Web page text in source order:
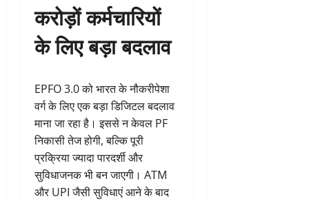
करोड़ों कर्मचारियों
के लिए बड़ा बदलाव
EPFO 3.0 को भारत के नौकरीपेशा
वर्ग के लिए एक बड़ा डिजिटल बदलाव
माना जा रहा है। इससे न केवल PF
निकासी तेज होगी, बल्कि पूरी
प्रक्रिया ज्यादा पारदर्शी और
सुविधाजनक भी बन जाएगी। ATM
और UPI जैसी सुविधाएं आने के बाद